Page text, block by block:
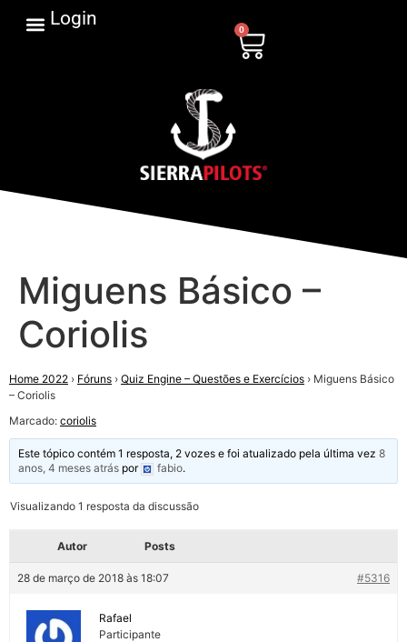
Login
0
Miguens Básico –
Coriolis
Home 2022 › Fóruns › Quiz Engine – Questões e Exercícios › Miguens Básico
– Coriolis
Marcado: coriolis
Este tópico contém 1 resposta, 2 vozes e foi atualizado pela última vez8
anos, 4 meses atrás por fabio.
Visualizando 1 resposta da discussão
Autor Posts
28 de março de 2018 às 18:07 #5316
Rafael
Participante